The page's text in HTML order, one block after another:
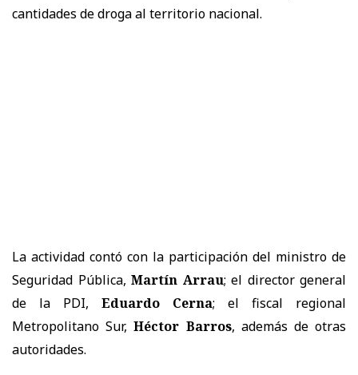
cantidades de droga al territorio nacional.
La actividad contó con la participación del ministro de
Seguridad Pública, Martín Arrau; el director general
de la PDI, Eduardo Cerna; el fiscal regional
Metropolitano Sur,Héctor Barros, además de otras
autoridades.